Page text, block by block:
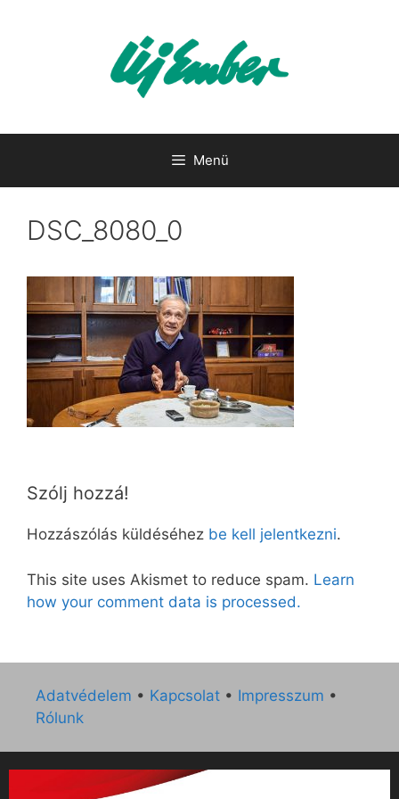
Menü
DSC_8080_0
Szólj hozzá!
Hozzászólás küldéséhez be kell jelentkezni.
This site uses Akismet to reduce spam. Learn
how your comment data is processed.
Adatvédelem • Kapcsolat • Impresszum •
Rólunk